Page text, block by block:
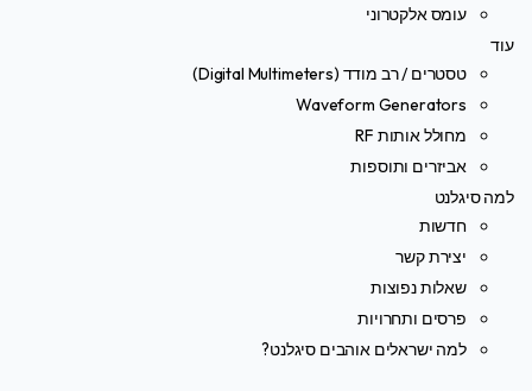
עומס אלקטרוני
עוד
טסטרים / רב מודד (Digital Multimeters)
Waveform Generators
מחולל אותות RF
אביזרים ותוספות
למה סיגלנט
חדשות
יצירת קשר
שאלות נפוצות
פרסים ותחרויות
למה ישראלים אוהבים סיגלנט?